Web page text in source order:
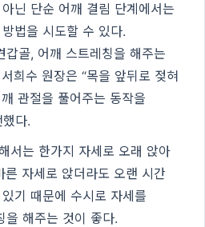
닌 단순 어깨 결림 단계에서는
법을 시도할 수 있다.
갑골, 어깨 스트레칭을 해주는
희수 원장은 “목을 앞뒤로 젖혀
관절을 풀어주는 동작을
다.
서는 한가지 자세로 오래 앉아
른 자세로 앉더라도 오랜 시간
기 때문에 수시로 자세를
을 해주는 것이 좋다.